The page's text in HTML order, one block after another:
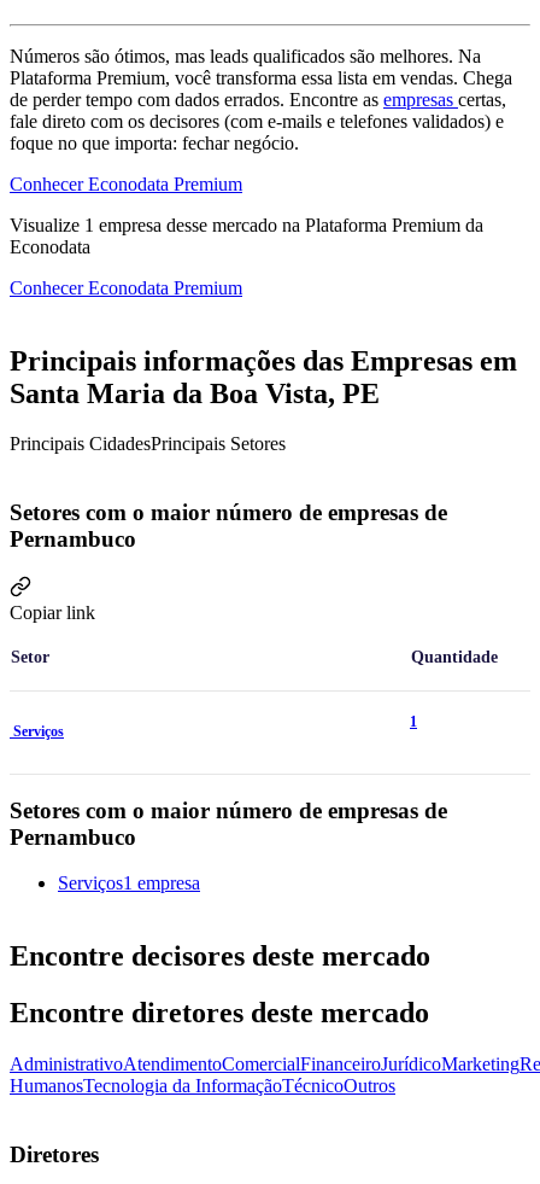
Números são ótimos, mas leads qualificados são melhores. Na
Plataforma Premium, você transforma essa lista em vendas. Chega
de perder tempo com dados errados. Encontre as empresas certas,
fale direto com os decisores (com e-mails e telefones validados) e
foque no que importa: fechar negócio.
Conhecer Econodata Premium
Visualize 1 empresa desse mercado na Plataforma Premium da
Econodata
Conhecer Econodata Premium
Principais informações das Empresas em
Santa Maria da Boa Vista, PE
Principais CidadesPrincipais Setores
Setores com o maior número de empresas de
Pernambuco
Copiar link
Setor Quantidade
Serviços
1
Setores com o maior número de empresas de
Pernambuco
Serviços1 empresa
Encontre decisores deste mercado
Encontre diretores deste mercado
AdministrativoAtendimentoComercialFinanceiroJurídicoMarketing
HumanosTecnologia da InformaçãoTécnicoOutros
Diretores